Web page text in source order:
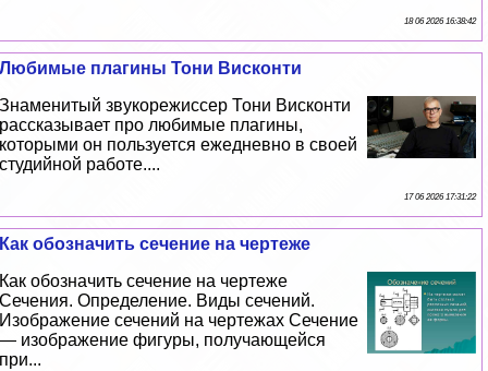
18 06 2026 16:38:42
Любимые плагины Тони Висконти
Знаменитый звукорежиссер Тони Висконти
рассказывает про любимые плагины,
которыми он пользуется ежедневно в своей
студийной работе....
17 06 2026 17:31:22
Как обозначить сечение на чертеже
Как обозначить сечение на чертеже
Сечения. Определение. Виды сечений.
Изображение сечений на чертежах Сечение
— изображение фигуры, получающейся
при...